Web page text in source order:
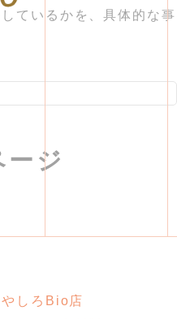
ているかを、具体的な事
ージ
しろBio店